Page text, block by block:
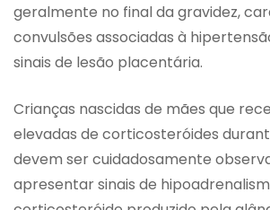
geralmente no final da gravidez,
convulsões associadas à
sinais de lesão placentária.
Crianças nascidas de mães que
elevadas de corticosteróides
devem ser cuidadosamente
apresentar sinais de